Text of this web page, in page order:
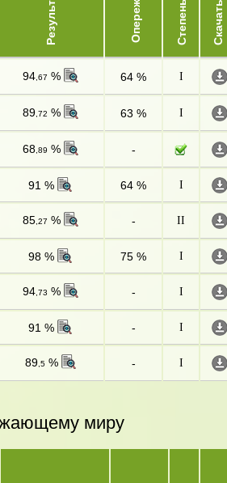
Результат Степень Скачать
94,67 % 64 % I
89,72 % 63 % I
68,89 % -
91 % 64 % I
85,27 % - II
98 % 75 % I
94,73 % - I
91 % - I
89,5% - I
миру